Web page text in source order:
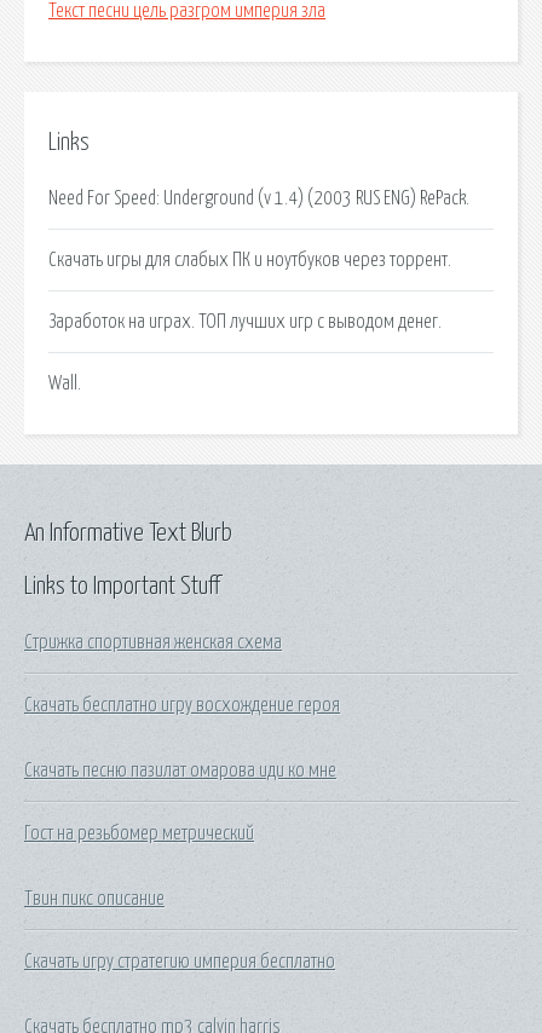
Текст песни цель разгром империя зла
Links
Need For Speed: Underground (v 1.4) (2003 RUS ENG) RePack.
Скачать игры для слабых ПК и ноутбуков через торрент.
Заработок на играх. ТОП лучших игр с выводом денег.
Wall.
Links to Important Stuff
Стрижка спортивная женская схема
Скачать бесплатно игру восхождение героя
Скачать песню пазилат омарова иди ко мне
Гост на резьбомер метрический
Твин пикс описание
Скачать игру стратегию империя бесплатно
Скачать бесплатно mp3 calvin harris
An Informative Text Blurb